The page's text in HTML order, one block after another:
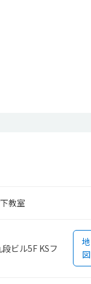
教室
ビル5F KSフ
地
図